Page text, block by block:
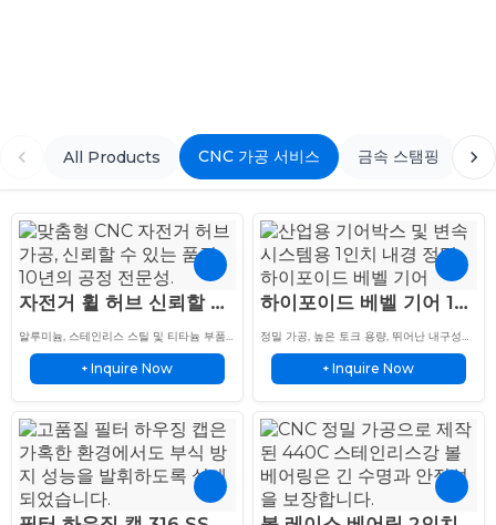
All Products CNC 가공 서비스 금속 스탬핑
자전거 휠 허브 신뢰할 수
있는 10년 CNC 가공 제조
서비스
알루미늄, 스테인리스 스틸 및 티타늄 부품
을 위한 맞춤형 자전거 휠 허브 CNC 가공 서
비스. 고정밀 3축, 4축 및...
+ Inquire Now
하이포이드 베벨 기어 1인
치 보어 90° 스파이럴 –
고토크 내구성
정밀 가공, 높은 토크 용량, 뛰어난 내구성을
갖춘 맞춤형 하이포이드 베벨 기어로, 자동
차, 기계 및 산업용 구동 시스템에 적합합니
다.
+ Inquire Now